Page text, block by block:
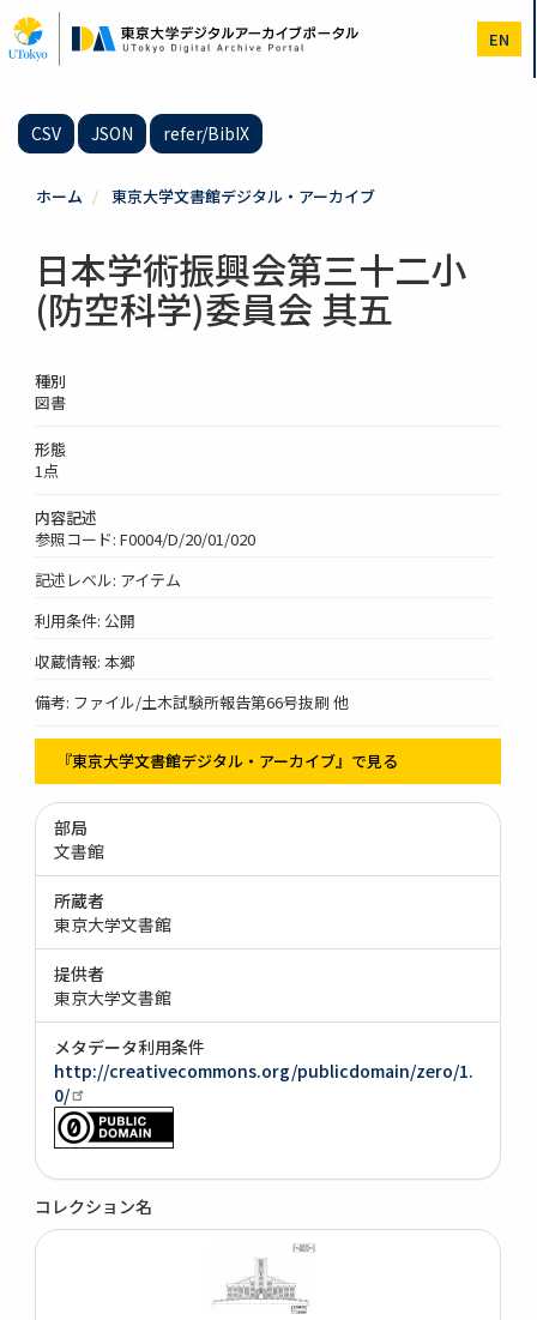
イ
ン
EN
CSV JSON refer/BibIX
ホーム 東京大学文書館デジタル・アーカイブ
日本学術振興会第三十二小
(防空科学)委員会 其五
種別
図書
形態
1点
内容記述
参照コード: F0004/D/20/01/020
記述レベル: アイテム
利用条件: 公開
収蔵情報: 本郷
備考: ファイル/土木試験所報告第66号抜刷 他
『東京大学文書館デジタル・アーカイブ』で見る
部局
文書館
所蔵者
東京大学文書館
提供者
東京大学文書館
メタデータ利用条件
http://creativecommons.org/publicdomain/zero/1.
0/
コレクション名